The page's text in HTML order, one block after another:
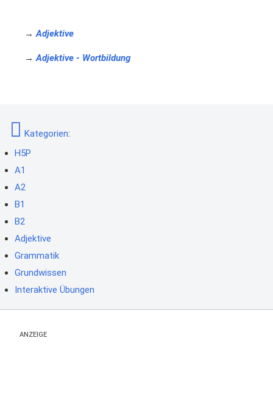
→Adjektive
→Adjektive - Wortbildung
Kategorien:
H5P
A1
A2
B1
B2
Adjektive
Grammatik
Grundwissen
Interaktive Übungen
ANZEIGE